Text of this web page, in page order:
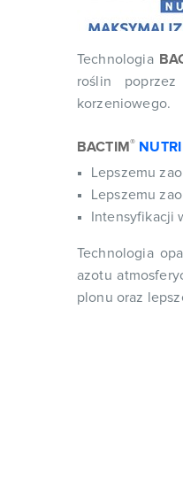
Technologia
roślin
korzeniowego.
BACTIM ® NUTRI
Lepszemu
Lepszemu
Intensyfikacji
Technologia
azotu
plonu oraz